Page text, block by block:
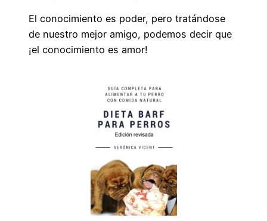
El conocimiento es poder, pero tratándose
de nuestro mejor amigo, podemos decir que
¡el conocimiento es amor!